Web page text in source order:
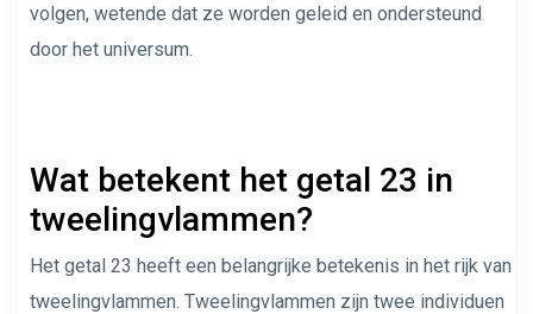
volgen, wetende dat ze worden geleid en ondersteund
door het universum.
Wat betekent het getal 23 in
tweelingvlammen?
Het getal 23 heeft een belangrijke betekenis in het rijk van
tweelingvlammen. Tweelingvlammen zijn twee individuen